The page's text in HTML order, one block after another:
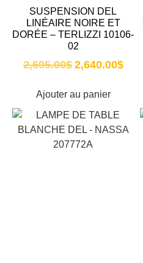
SUSPENSION DEL
LINÉAIRE NOIRE ET
DORÉE – TERLIZZI 10106-
02
2,695.00$ 2,640.00$
Ajouter au panier